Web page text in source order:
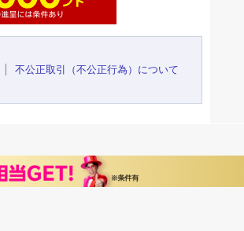
不公正取引（不公正行為）について